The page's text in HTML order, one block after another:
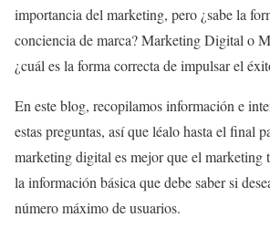
importancia del marketing, pero ¿sabe la
conciencia de marca? Marketing Digital o
¿cuál es la forma correcta de impulsar el
En este blog, recopilamos información e
estas preguntas, así que léalo hasta el final
marketing digital es mejor que el marketing
la información básica que debe saber si
número máximo de usuarios.